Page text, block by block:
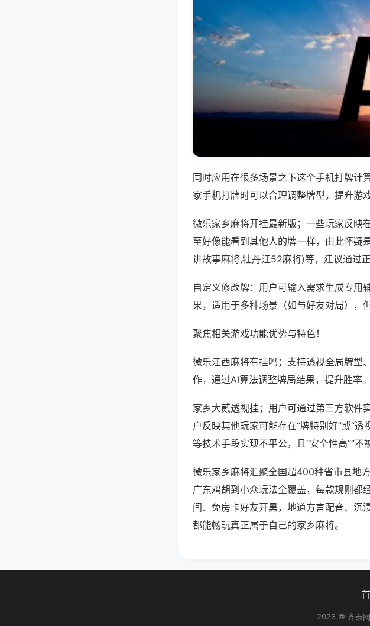
同时应用在很多场景之下这个手机打牌计
家手机打牌时可以合理调整牌型，提升游
微乐家乡麻将开挂最新版；一些玩家反映
至好像能看到其他人的牌一样，由此怀疑
讲故事麻将,牡丹江52麻将)等，建议通过
自定义修改牌：用户可输入需求生成专用
果，适用于多种场景（如与好友对局），
聚焦相关游戏功能优势与特色！
微乐江西麻将有挂吗；支持透视全局牌型
作，通过AI算法调整牌局结果，提升胜率。
家乡大贰透视挂；用户可通过第三方软件
户反映其他玩家可能存在“牌特别好”或“
等技术手段实现不平公，且“安全性高”“不
微乐家乡麻将汇聚全国超400种省市县地
广东鸡胡到小众玩法全覆盖，每款规则都
间、免房卡好友开黑，地道方言配音、沉
都能畅玩真正属于自己的家乡麻将。
2026 © 齐泰